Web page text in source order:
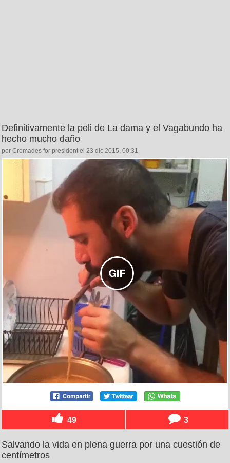
Definitivamente la peli de La dama y el Vagabundo ha
hecho mucho daño
por Cremades for president el 23 dic 2015, 00:31
49 3
Salvando la vida en plena guerra por una cuestión de
centímetros